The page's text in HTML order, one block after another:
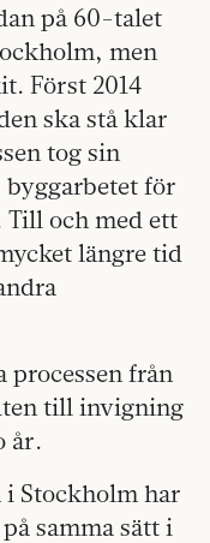
på 60-talet
men
Först 2014
ska stå klar
tog sin
för
och med ett
längre tid
processen från
till invigning
år.
Stockholm har
samma sätt i